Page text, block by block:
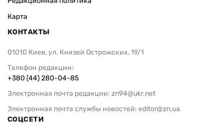
Карта
КОНТАКТЫ
01010 Киев, ул. Князей Острожских, 19/1
Телефон редакции:
+380 (44) 280-04-85
Электронная почта редакции: zn94@ukr.net
Электронная почта службы новостей: editor@zn.ua
СОЦСЕТИ